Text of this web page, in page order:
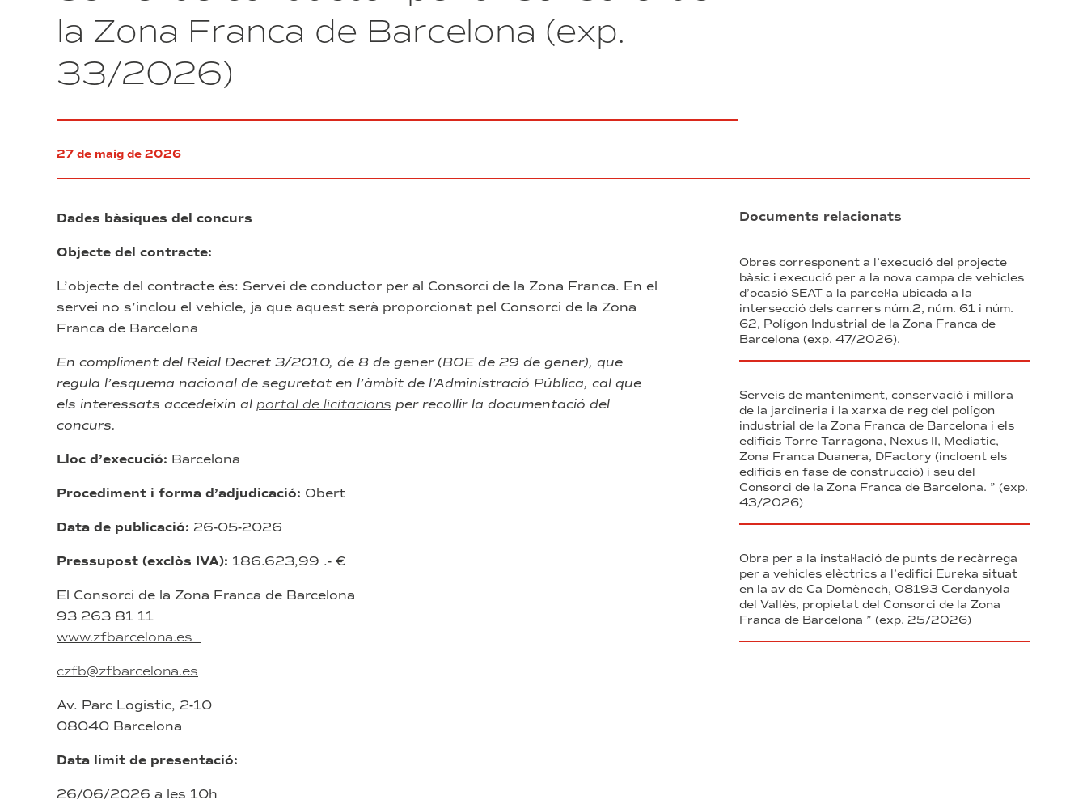
la Zona Franca de Barcelona (exp.
33/2026)
27 de maig de 2026
Dades bàsiques del concurs
Objecte del contracte:
L’objecte del contracte és: Servei de conductor per al Consorci de la Zona Franca. En el
servei no s’inclou el vehicle, ja que aquest serà proporcionat pel Consorci de la Zona
Franca de Barcelona
En compliment del Reial Decret 3/2010, de 8 de gener (BOE de 29 de gener), que
regula l’esquema nacional de seguretat en l’àmbit de l’Administració Pública, cal que
els interessats accedeixin al portal de licitacions per recollir la documentació del
concurs.
Lloc d’execució: Barcelona
Procediment i forma d’adjudicació: Obert
Data de publicació: 26-05-2026
Pressupost (exclòs IVA): 186.623,99 .- €
El Consorci de la Zona Franca de Barcelona
93 263 81 11
www.zfbarcelona.es
czfb@zfbarcelona.es
Av. Parc Logístic, 2-10
08040 Barcelona
Data límit de presentació:
26/06/2026 a les 10h
maquinària
a
Torre
de
la
Franca
de
(exp.
(ramal
ferroviari)
Documents relacionats
Obres corresponent a l’execució del projecte
bàsic i execució per a la nova campa de vehicles
d’ocasió SEAT a la parcel·la ubicada a la
intersecció dels carrers núm.2, núm. 61 i núm.
62, Polígon Industrial de la Zona Franca de
Barcelona (exp. 47/2026).
Serveis de manteniment, conservació i millora
de la jardineria i la xarxa de reg del polígon
industrial de la Zona Franca de Barcelona i els
edificis Torre Tarragona, Nexus II, Mediatic,
Zona Franca Duanera, DFactory (incloent els
edificis en fase de construcció) i seu del
Consorci de la Zona Franca de Barcelona. ” (exp.
43/2026)
Obra per a la instal·lació de punts de recàrrega
per a vehicles elèctrics a l’edifici Eureka situat
en la av de Ca Domènech, 08193 Cerdanyola
del Vallès, propietat del Consorci de la Zona
Franca de Barcelona ” (exp. 25/2026)